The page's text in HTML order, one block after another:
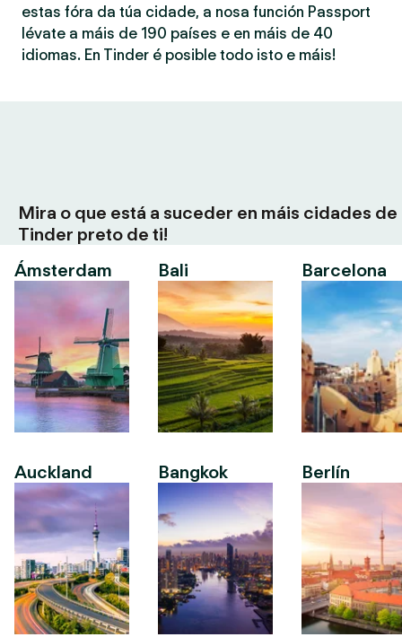
estas fóra da túa cidade, a nosa función Passport
lévate a máis de 190 países e en máis de 40
idiomas. En Tinder é posible todo isto e máis!
Mira o que está a suceder en máis cidades de
Tinder preto de ti!
Ámsterdam
Auckland
Bali
Bangkok
Barcelona
Berlín